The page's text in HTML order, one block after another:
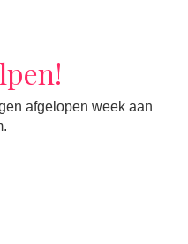
afgelopen week aan